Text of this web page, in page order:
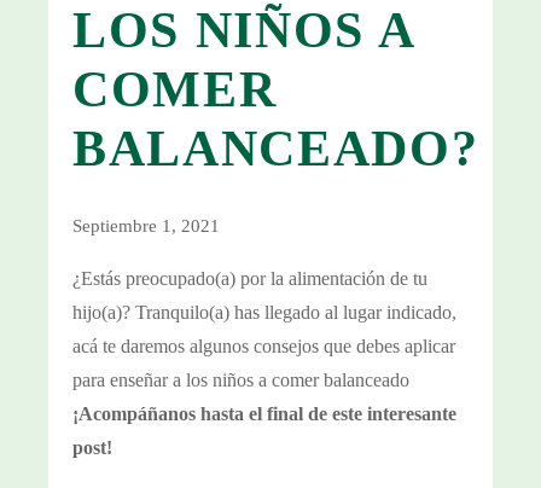
LOS NIÑOS A
COMER
BALANCEADO?
Septiembre 1, 2021
¿Estás preocupado(a) por la alimentación de tu
hijo(a)? Tranquilo(a) has llegado al lugar indicado,
acá te daremos algunos consejos que debes aplicar
para enseñar a los niños a comer balanceado
¡Acompáñanos hasta el final de este interesante
post!